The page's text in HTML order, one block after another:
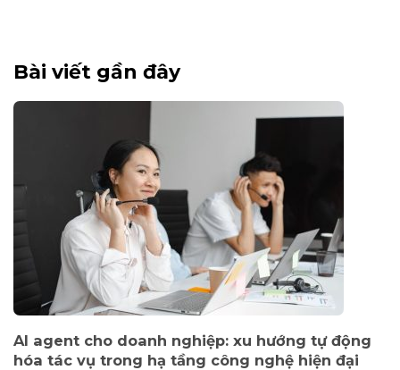
Bài viết gần đây
AI agent cho doanh nghiệp: xu hướng tự động
hóa tác vụ trong hạ tầng công nghệ hiện đại